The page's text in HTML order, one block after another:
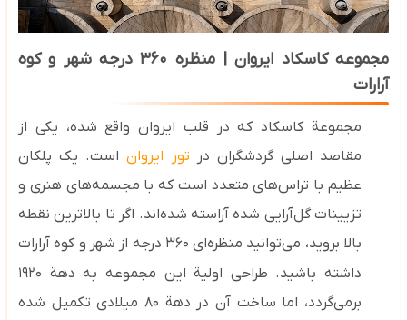
مجموعه کاسکاد ایروان | منظره ۳۶۰درجه شهر و کوه
آرارات
مجموعة کاسکاد که در قلب ایروان واقع شده، یکی از
مقاصد اصلی گردشگران در تور ایرواناست. یک پلکان
عظیم با تراس‌های متعدد است که با مجسمه‌های هنری و
تزیینات گل‌آرایی شده آراسته شده‌اند. اگر تا بالاترین نقطه
بالا بروید، می‌توانید منظره‌ای ۳۶۰ درجه از شهر و کوه آرارات
داشته باشید.
طراحی اولیة این مجموعه به دهة ۱۹۲۰
برمی‌گردد، اما ساخت آن در دهة ۸۰ میلادی تکمیل شده